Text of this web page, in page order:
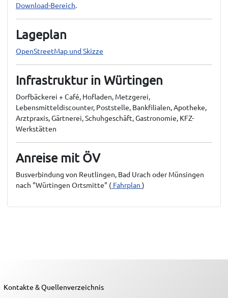
Download-Bereich.
Lageplan
OpenStreetMap und Skizze
Infrastruktur in Würtingen
Dorfbäckerei + Café, Hofladen, Metzgerei,
Lebensmitteldiscounter, Poststelle, Bankfilialen, Apotheke,
Arztpraxis, Gärtnerei, Schuhgeschäft, Gastronomie, KFZ-
Werkstätten
Anreise mit ÖV
Busverbindung von Reutlingen, Bad Urach oder Münsingen
nach "Würtingen Ortsmitte" ( Fahrplan )
Kontakte & Quellenverzeichnis